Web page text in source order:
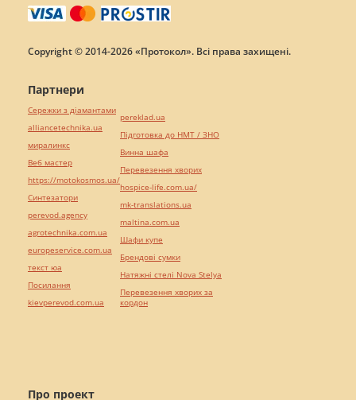
Copyright © 2014-2026 «Протокол». Всі права захищені.
Про проект
Партнери
Сережки з діамантами
alliancetechnika.ua
миралинкс
Веб мастер
https://motokosmos.ua/
Синтезатори
perevod.agency
agrotechnika.com.ua
europeservice.com.ua
текст юа
Посилання
kievperevod.com.ua
pereklad.ua
Підготовка до НМТ / ЗНО
Винна шафа
Перевезення хворих
hospice-life.com.ua/
mk-translations.ua
maltina.com.ua
Шафи купе
Брендові сумки
Натяжні стелі Nova Stelya
Перевезення хворих за
кордон